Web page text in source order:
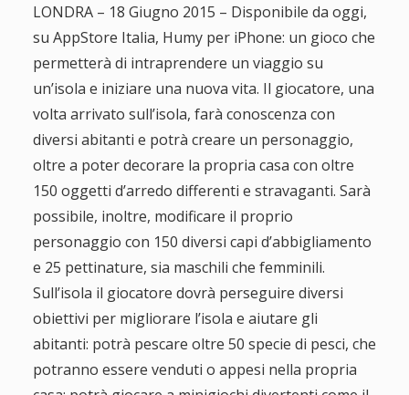
i
g
a
t
i
o
n
LONDRA – 18 Giugno 2015 – Disponibile da oggi,
su AppStore Italia, Humy per iPhone: un gioco che
permetterà di intraprendere un viaggio su
un’isola e iniziare una nuova vita. Il giocatore, una
volta arrivato sull’isola, farà conoscenza con
diversi abitanti e potrà creare un personaggio,
oltre a poter decorare la propria casa con oltre
150 oggetti d’arredo differenti e stravaganti. Sarà
possibile, inoltre, modificare il proprio
personaggio con 150 diversi capi d’abbigliamento
e 25 pettinature, sia maschili che femminili.
Sull’isola il giocatore dovrà perseguire diversi
obiettivi per migliorare l’isola e aiutare gli
abitanti: potrà pescare oltre 50 specie di pesci, che
potranno essere venduti o appesi nella propria